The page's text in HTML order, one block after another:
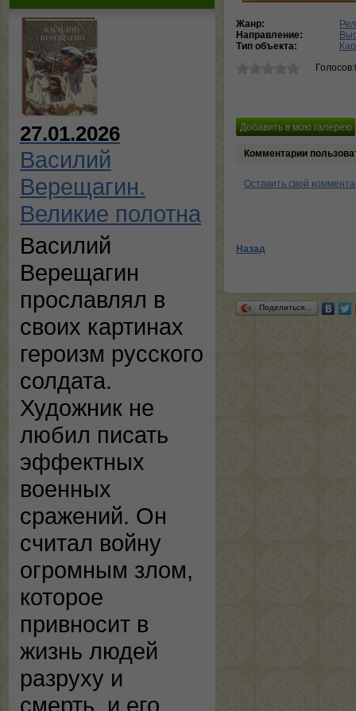
27.01.2026
Василий
Верещагин.
Великие полотна
Василий
Верещагин
прославлял в
своих картинах
героизм русского
солдата.
Художник не
любил писать
эффектных
военных
сражений. Он
считал войну
огромным злом,
которое
привносит в
жизнь людей
разруху и
смерть, и его
Жанр:
Направление:
Тип объекта:
Комментарии
Оставить свой
Назад
Поделиться…